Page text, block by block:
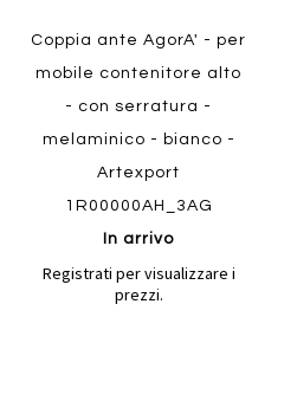
Coppia ante AgorA' - per
mobile contenitore alto
- con serratura -
melaminico - bianco -
Artexport
1R00000AH_3AG
In arrivo
Registrati per visualizzare i
prezzi.